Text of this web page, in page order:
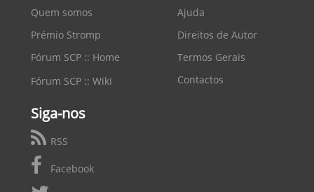
Quem somos
Prémio Stromp
Fórum SCP :: Home
Fórum SCP :: Wiki
Ajuda
Direitos de Autor
Termos Gerais
Contactos
Siga-nos
RSS
Facebook